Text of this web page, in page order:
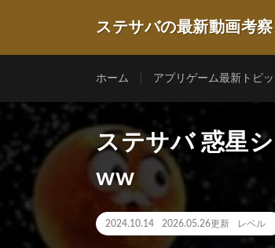
ステサバの最新動画考察
ホーム アプリゲーム最新トピッ
ステサバ 惑星
ww
2024.10.14 2026.05.26更新 レベル